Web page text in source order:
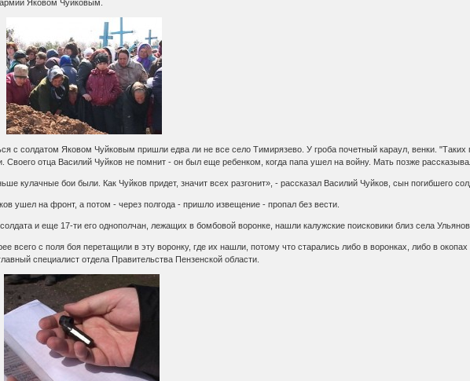
Яковом Чуйковым.
с солдатом Яковом Чуйковым пришли едва ли не все село Тимирязево. У гроба почетный караул, венки.
Своего отца Василий Чуйков не помнит - он был еще ребенком, когда папа ушел на войну. Мать позже
кулачные бои были. Как Чуйков придет, значит всех разгонит», - рассказал Василий Чуйков, сын погибшего
ушел на фронт, а потом - через полгода - пришло извещение - пропал без вести.
и еще 17-ти его однополчан, лежащих в бомбовой воронке, нашли калужские поисковики близ села
всего с поля боя перетащили в эту воронку, где их нашли, потому что старались либо в воронках, либо в
специалист отдела Правительства Пензенской области.